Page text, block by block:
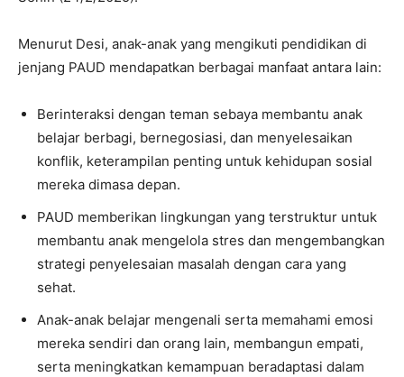
Menurut Desi, anak-anak yang mengikuti pendidikan di
jenjang PAUD mendapatkan berbagai manfaat antara lain:
Berinteraksi dengan teman sebaya membantu anak
belajar berbagi, bernegosiasi, dan menyelesaikan
konflik, keterampilan penting untuk kehidupan sosial
mereka dimasa depan.
PAUD memberikan lingkungan yang terstruktur untuk
membantu anak mengelola stres dan mengembangkan
strategi penyelesaian masalah dengan cara yang
sehat.
Anak-anak belajar mengenali serta memahami emosi
mereka sendiri dan orang lain, membangun empati,
serta meningkatkan kemampuan beradaptasi dalam